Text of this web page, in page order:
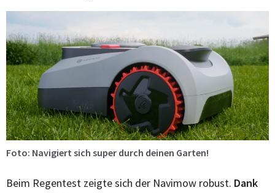
Foto: Navigiert sich super durch deinen Garten!
Beim Regentest zeigte sich der Navimow robust. Dank